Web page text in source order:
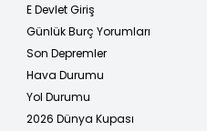
E Devlet Giriş
Günlük Burç Yorumları
Son Depremler
Hava Durumu
Yol Durumu
2026 Dünya Kupası